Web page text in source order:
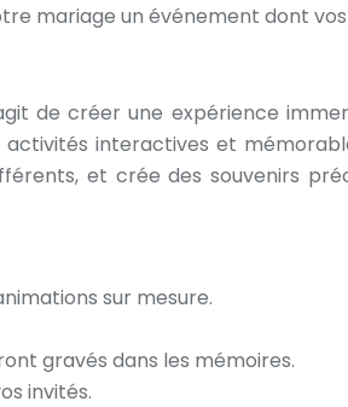
mariage un événement dont
de créer une expérience
interactives et
et crée des souvenirs
sur mesure.
gravés dans les mémoires.
invités.